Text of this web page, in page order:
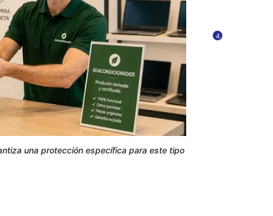
una protección específica para este tipo
4